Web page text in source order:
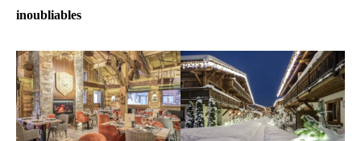
inoubliables